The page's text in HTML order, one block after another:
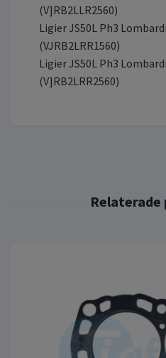
(V]RB2LLR2560)
Ligier JS50L Ph3
(VJRB2LRR1560)
Ligier JS50L Ph3
(V]RB2LRR2560)